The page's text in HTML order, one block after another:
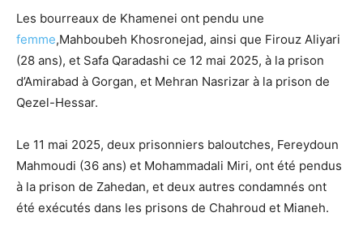
Les bourreaux de Khamenei ont pendu une
femme,Mahboubeh Khosronejad, ainsi que Firouz Aliyari
(28 ans), et Safa Qaradashi ce 12 mai 2025, à la prison
d’Amirabad à Gorgan, et Mehran Nasrizar à la prison de
Qezel-Hessar.
Le 11 mai 2025, deux prisonniers baloutches, Fereydoun
Mahmoudi (36 ans) et Mohammadali Miri, ont été pendus
à la prison de Zahedan, et deux autres condamnés ont
été exécutés dans les prisons de Chahroud et Mianeh.